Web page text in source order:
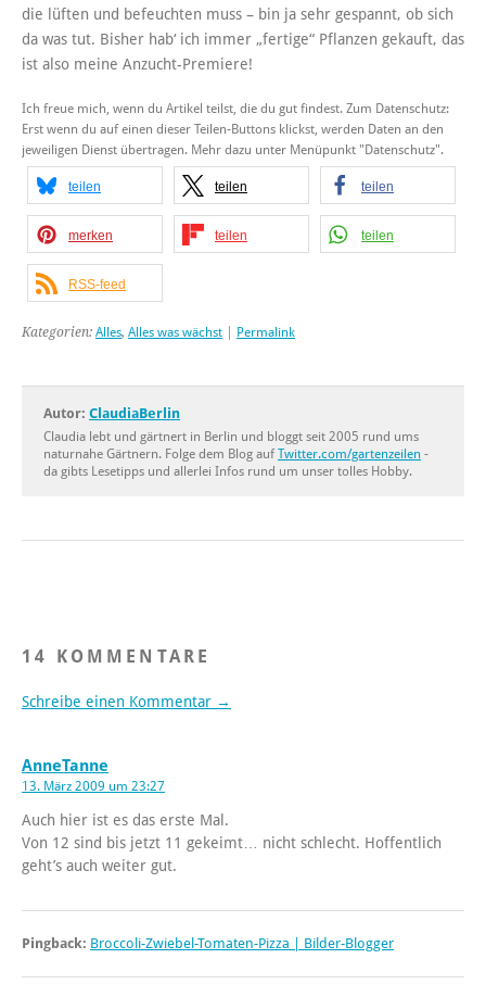
die lüften und befeuchten muss – bin ja sehr gespannt, ob sich
da was tut. Bisher hab‘ ich immer „fertige“ Pflanzen gekauft, das
ist also meine Anzucht-Premiere!
Ich freue mich, wenn du Artikel teilst, die du gut findest. Zum Datenschutz:
Erst wenn du auf einen dieser Teilen-Buttons klickst, werden Daten an den
jeweiligen Dienst übertragen. Mehr dazu unter Menüpunkt "Datenschutz".
teilen teilen teilen
merken teilen teilen
RSS-feed
Kategorien: Alles, Alles was wächst Permalink
Autor: ClaudiaBerlin
Claudia lebt und gärtnert in Berlin und bloggt seit 2005 rund ums
naturnahe Gärtnern. Folge dem Blog aufTwitter.com/gartenzeilen -
da gibts Lesetipps und allerlei Infos rund um unser tolles Hobby.
14 KOMMENTARE
Schreibe einen Kommentar →
AnneTanne
13. März 2009 um 23:27
Auch hier ist es das erste Mal.
Von 12 sind bis jetzt 11 gekeimt… nicht schlecht. Hoffentlich
geht’s auch weiter gut.
Pingback: Broccoli-Zwiebel-Tomaten-Pizza | Bilder-Blogger